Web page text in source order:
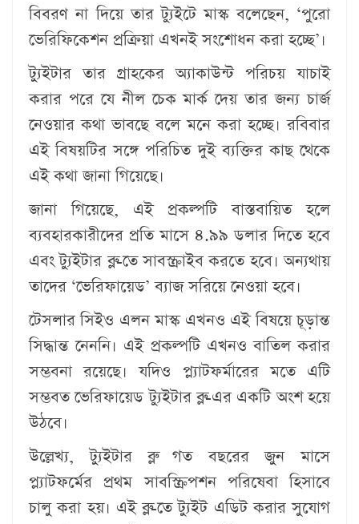
বিবরণ না দিয়ে তার ট্যুইটে মাস্ক বলেছেন, ‘পুরো
ভেরিফিকেশন প্রক্রিয়া এখনই সংশোধন করা হচ্ছে’।
ট্যুইটার তার গ্রাহকের অ্যাকাউন্ট পরিচয় যাচাই
করার পরে যে নীল চেক মার্ক দেয় তার জন্য চার্জ
নেওয়ার কথা ভাবছে বলে মনে করা হচ্ছে। রবিবার
এই বিষয়টির সঙ্গে পরিচিত দুই ব্যক্তির কাছ থেকে
এই কথা জানা গিয়েছে।
জানা গিয়েছে, এই প্রকল্পটি বাস্তবায়িত হলে
ব্যবহারকারীদের প্রতি মাসে ৪.৯৯ ডলার দিতে হবে
এবং ট্যুইটার ব্লু-তে সাবস্ক্রাইব করতে হবে। অন্যথায়
তাদের ‘ভেরিফায়েড’ ব্যাজ সরিয়ে নেওয়া হবে।
টেসলার সিইও এলন মাস্ক এখনও এই বিষয়ে চূড়ান্ত
সিদ্ধান্ত নেননি। এই প্রকল্পটি এখনও বাতিল করার
সম্ভবনা রয়েছে। যদিও প্ল্যাটফর্মারের মতে এটি
সম্ভবত ভেরিফায়েড ট্যুইটার ব্লু-এর একটি অংশ হয়ে
উঠবে।
উল্লেখ্য, ট্যুইটার ব্লু গত বছরের জুন মাসে
প্ল্যাটফর্মের প্রথম সাবস্ক্রিপশন পরিষেবা হিসাবে
চালু করা হয়। এই ব্লু-তে ট্যুইট এডিট করার সুযোগ